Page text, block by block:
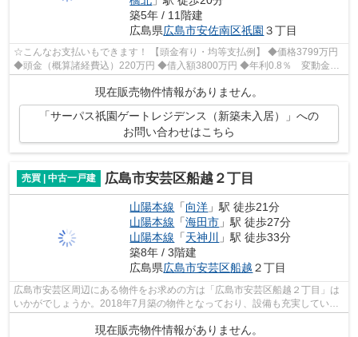
築5年 / 11階建
広島県広島市安佐南区祇園 ３丁目
☆こんなお支払いもできます！ 【頭金有り・均等支払例】 ◆価格3799万円
◆頭金（概算諸経費込）220万円 ◆借入額3800万円 ◆年利0.8％ 変動金
利 返済期間40年 ◆毎月（年12回）約9.2万...
現在販売物件情報がありません。
「サーパス祇園ゲートレジデンス（新築未入居）」への
お問い合わせはこちら
売買 | 中古一戸建 広島市安芸区船越２丁目
山陽本線 「向洋 」駅 徒歩21分
山陽本線 「海田市 」駅 徒歩27分
山陽本線 「天神川
」駅 徒歩33分
築8年 / 3階建
広島県広島市安芸区船越 ２丁目
広島市安芸区周辺にある物件をお求めの方は「広島市安芸区船越２丁目」は
いかがでしょうか。2018年7月築の物件となっており、設備も充実していま
す。こちらは中古の戸建て物件です。不...
現在販売物件情報がありません。